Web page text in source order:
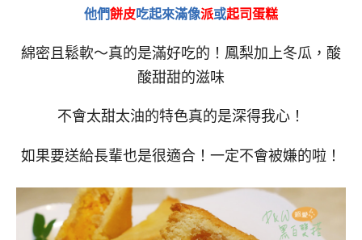
他們餅皮吃起來滿像派或起司蛋糕
綿密且鬆軟～真的是滿好吃的！鳳梨加上冬瓜，酸
酸甜甜的滋味
不會太甜太油的特色真的是深得我心！
如果要送給長輩也是很適合！一定不會被嫌的啦！